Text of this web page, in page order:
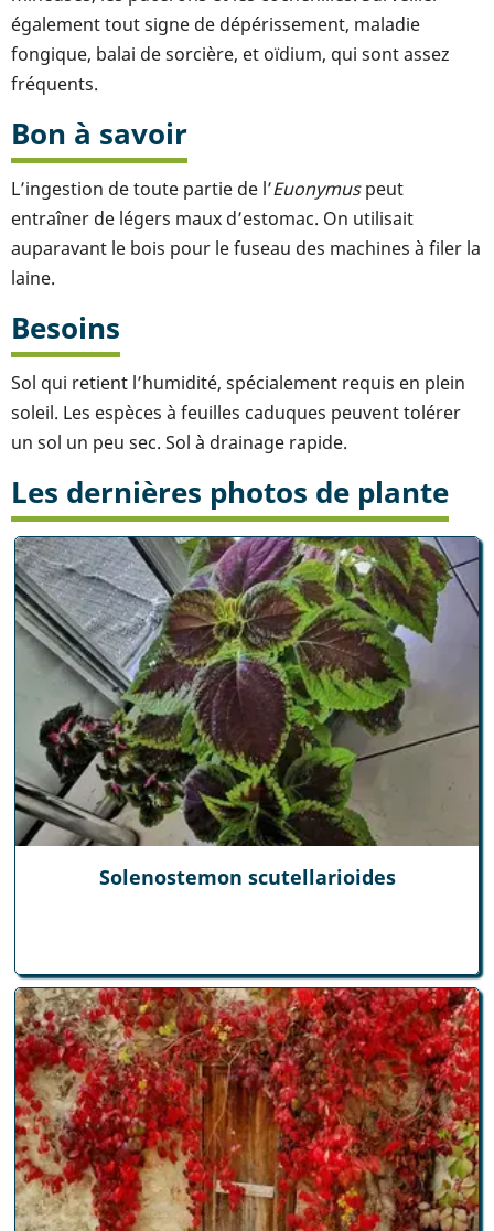
également tout signe de dépérissement, maladie
fongique, balai de sorcière, et oïdium, qui sont assez
fréquents.
Bon à savoir
L’ingestion de toute partie de l’Euonymuspeut
entraîner de légers maux d’estomac. On utilisait
auparavant le bois pour le fuseau des machines à filer la
laine.
Besoins
Sol qui retient l’humidité, spécialement requis en plein
soleil. Les espèces à feuilles caduques peuvent tolérer
un sol un peu sec. Sol à drainage rapide.
Les dernières photos de plante
Solenostemon scutellarioides